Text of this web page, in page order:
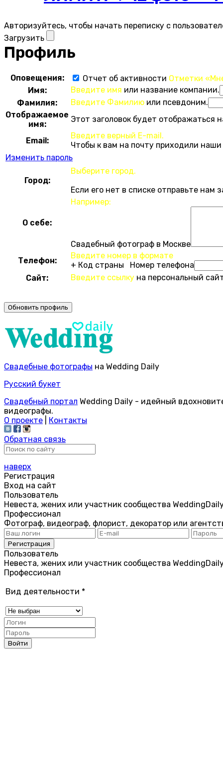
Авторизуйтесь, чтобы начать переписку с
Загрузить
Профиль
Оповещения: Отчет об активности Отметки
Имя:
Введите имя или название компании.
Фамилия:
Введите Фамилию или псевдоним.
Отображаемое
имя:
Этот заголовок будет отображаться
Email:
Введите верный E-mail.
Чтобы к вам на почту приходили
Изменить пароль
Город:
Выберите город.
Если его нет в списке отправьте нам
О себе:
Например:
Свадебный фотограф в Москве
Телефон:
Введите номер в формате
+ Код страны Номер телефона
Сайт:
Введите ссылку на персональный
Свадебные фотографы на Wedding Daily
Русский букет
Свадебный портал Wedding Daily - идейный
видеографы.
О проекте
Контакты
Обратная связь
наверх
Регистрация
Вход на сайт
Пользователь
Невеста, жених или участник сообщества
Профессионал
Фотограф, видеограф, флорист, декоратор или
Пользователь
Невеста, жених или участник сообщества
Профессионал
Вид деятельности *